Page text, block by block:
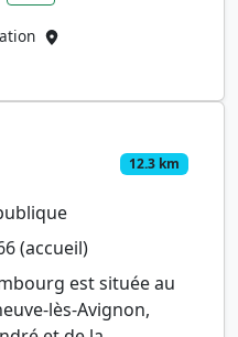
12.3 km
(accueil)
est située au
lès-Avignon,